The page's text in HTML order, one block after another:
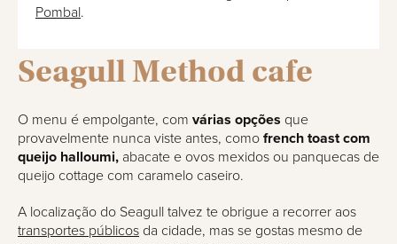
Pombal.
Seagull Method cafe
O menu é empolgante, com várias opções que
provavelmente nunca viste antes, como french toast com
queijo halloumi, abacate e ovos mexidos ou panquecas de
queijo cottage com caramelo caseiro.
A localização do Seagull talvez te obrigue a recorrer aos
transportes públicos da cidade, mas se gostas mesmo de